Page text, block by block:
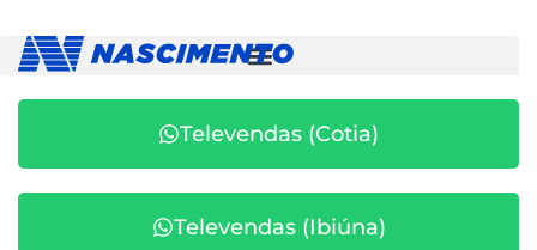
Televendas (Cotia)
Televendas (Ibiúna)